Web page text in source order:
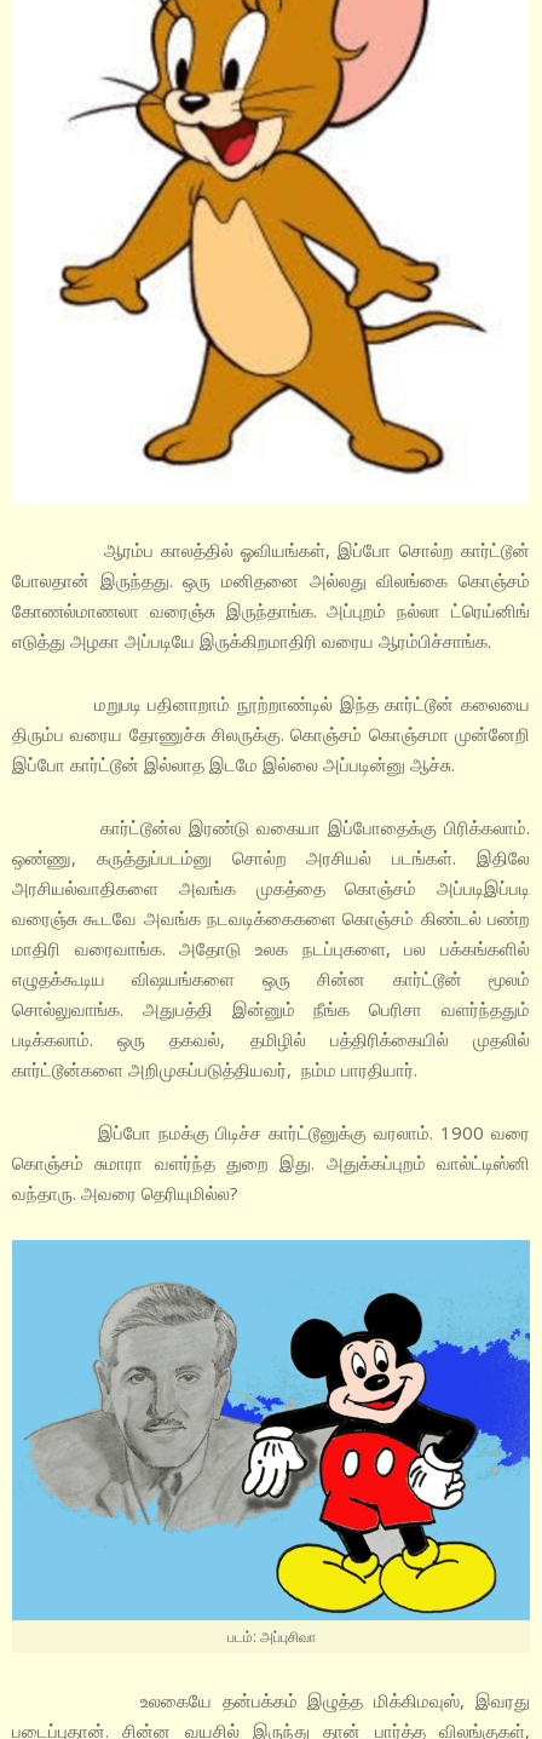
ஆரம்ப காலத்தில் ஓவியங்கள், இப்போ சொல்ற கார்ட்டூன்
போலதான் இருந்தது. ஒரு மனிதனை அல்லது விலங்கை கொஞ்சம்
கோணல்மாணலா வரைஞ்சு இருந்தாங்க. அப்புறம் நல்லா ட்ரெய்னிங்
எடுத்து அழகா அப்படியே இருக்கிறமாதிரி வரைய ஆரம்பிச்சாங்க.
மறுபடி பதினாறாம் நூற்றாண்டில் இந்த கார்ட்டூன் கலையை
திரும்ப வரைய தோணுச்சு சிலருக்கு. கொஞ்சம் கொஞ்சமா முன்னேறி
இப்போ கார்ட்டூன் இல்லாத இடமே இல்லை அப்படின்னு ஆச்சு.
கார்ட்டூன்ல இரண்டு வகையா இப்போதைக்கு பிரிக்கலாம்.
ஒண்ணு, கருத்துப்படம்னு சொல்ற அரசியல் படங்கள். இதிலே
அரசியல்வாதிகளை அவங்க முகத்தை கொஞ்சம் அப்படிஇப்படி
வரைஞ்சு கூடவே அவங்க நடவடிக்கைகளை கொஞ்சம் கிண்டல் பண்ற
மாதிரி வரைவாங்க. அதோடு உலக நடப்புகளை, பல பக்கங்களில்
எழுதக்கூடிய விஷயங்களை ஒரு சின்ன கார்ட்டூன் மூலம்
சொல்லுவாங்க. அதுபத்தி இன்னும் நீங்க பெரிசா வளர்ந்ததும்
படிக்கலாம். ஒரு தகவல், தமிழில் பத்திரிக்கையில் முதலில்
கார்ட்டூன்களை அறிமுகப்படுத்தியவர், நம்ம பாரதியார்.
இப்போ நமக்கு பிடிச்ச கார்ட்டூனுக்கு வரலாம். 1900 வரை
கொஞ்சம் சுமாரா வளர்ந்த துறை இது. அதுக்கப்புறம் வால்ட்டிஸ்னி
வந்தாரு. அவரை தெரியுமில்ல?
படம்: அப்புசிவா
உலகையே தன்பக்கம் இழுத்த மிக்கிமவுஸ், இவரது
படைப்புதான். சின்ன வயசில் இருந்து தான் பார்த்த விலங்குகள்,